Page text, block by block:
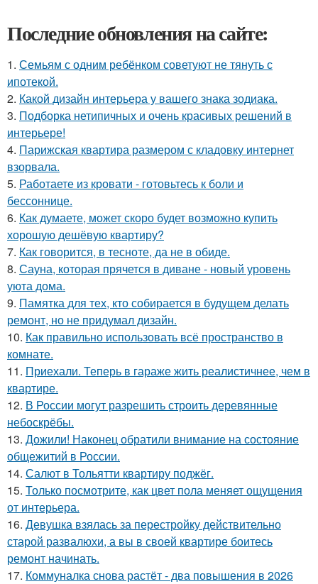
Последние обновления на сайте:
1. Семьям с одним ребёнком советуют не тянуть с
ипотекой.
2. Какой дизайн интерьера у вашего знака зодиака.
3. Подборка нетипичных и очень красивых решений в
интерьере!
4. Парижская квартира размером с кладовку интернет
взорвала.
5. Работаете из кровати - готовьтесь к боли и
бессоннице.
6. Как думаете, может скоро будет возможно купить
хорошую дешёвую квартиру?
7. Как говорится, в тесноте, да не в обиде.
8. Сауна, которая прячется в диване - новый уровень
уюта дома.
9. Памятка для тех, кто собирается в будущем делать
ремонт, но не придумал дизайн.
10. Как правильно использовать всё пространство в
комнате.
11. Приехали. Теперь в гараже жить реалистичнее, чем в
квартире.
12. В России могут разрешить строить деревянные
небоскрёбы.
13. Дожили! Наконец обратили внимание на состояние
общежитий в России.
14. Салют в Тольятти квартиру поджёг.
15. Только посмотрите, как цвет пола меняет ощущения
от интерьера.
16. Девушка взялась за перестройку действительно
старой развалюхи, а вы в своей квартире боитесь
ремонт начинать.
17. Коммуналка снова растёт - два повышения в 2026